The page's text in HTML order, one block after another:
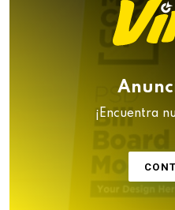
¡Encuentra